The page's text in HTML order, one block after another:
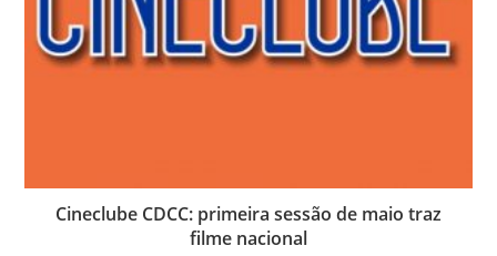
Cineclube CDCC: primeira sessão de maio traz
filme nacional